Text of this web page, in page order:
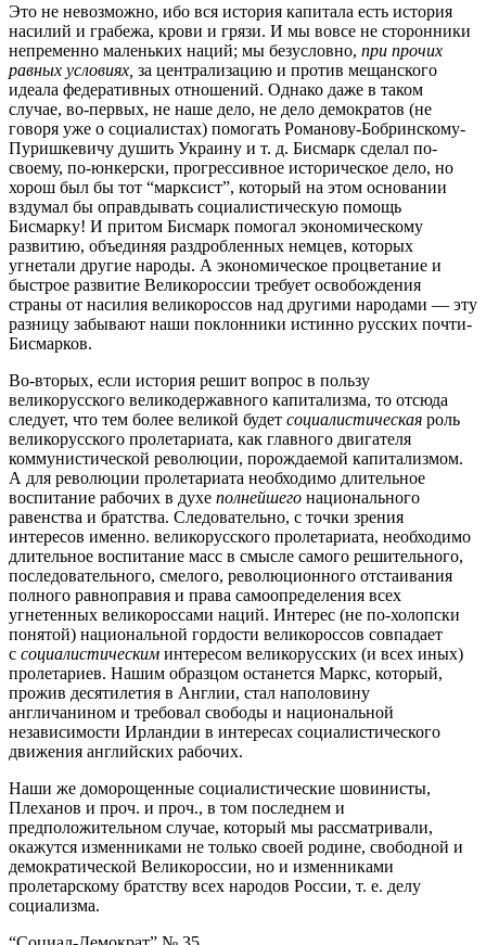
Это не невозможно, ибо вся история капитала есть история
насилий и грабежа, крови и грязи. И мы вовсе не сторонники
непременно маленьких наций; мы безусловно, при прочих
равных условиях, за централизацию и против мещанского
идеала федеративных отношений. Однако даже в таком
случае, во-первых, не наше дело, не дело демократов (не
говоря уже о социалистах) помогать Романову-Бобринскому-
Пуришкевичу душить Украину и т. д. Бисмарк сделал по-
своему, по-юнкерски, прогрессивное историческое дело, но
хорош был бы тот “марксист”, который на этом основании
вздумал бы оправдывать социалистическую помощь
Бисмарку! И притом Бисмарк помогал экономическому
развитию, объединяя раздробленных немцев, которых
угнетали другие народы. А экономическое процветание и
быстрое развитие Великороссии требует освобождения
страны от насилия великороссов над другими народами — эту
разницу забывают наши поклонники истинно русских почти-
Бисмарков.
Во-вторых, если история решит вопрос в пользу
великорусского великодержавного капитализма, то отсюда
следует, что тем более великой будет социалистическая роль
великорусского пролетариата, как главного двигателя
коммунистической революции, порождаемой капитализмом.
А для революции пролетариата необходимо длительное
воспитание рабочих в духе полнейшего национального
равенства и братства. Следовательно, с точки зрения
интересов именно. великорусского пролетариата, необходимо
длительное воспитание масс в смысле самого решительного,
последовательного, смелого, революционного отстаивания
полного равноправия и права самоопределения всех
угнетенных великороссами наций. Интерес (не по-холопски
понятой) национальной гордости великороссов совпадает
с социалистическим интересом великорусских (и всех иных)
пролетариев. Нашим образцом останется Маркс, который,
прожив десятилетия в Англии, стал наполовину
англичанином и требовал свободы и национальной
независимости Ирландии в интересах социалистического
движения английских рабочих.
Наши же доморощенные социалистические шовинисты,
Плеханов и проч. и проч., в том последнем и
предположительном случае, который мы рассматривали,
окажутся изменниками не только своей родине, свободной и
демократической Великороссии, но и изменниками
пролетарскому братству всех народов России, т. е. делу
социализма.